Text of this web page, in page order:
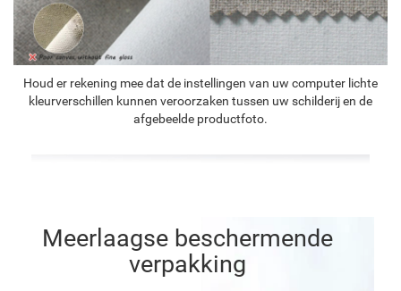
Houd er rekening mee dat de instellingen van uw computer lichte
kleurverschillen kunnen veroorzaken tussen uw schilderij en de
afgebeelde productfoto.
Meerlaagse beschermende
verpakking